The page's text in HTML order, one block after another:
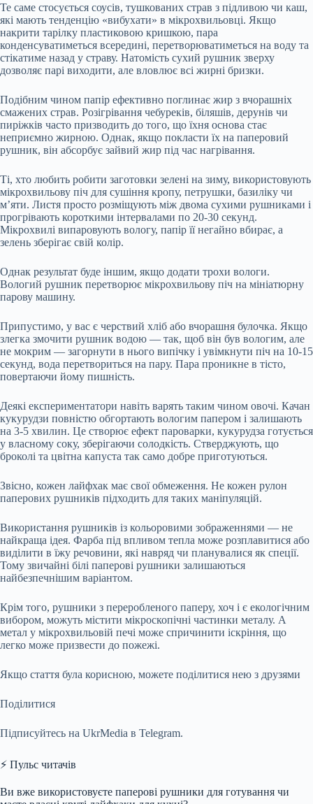
Те саме стосується соусів, тушкованих страв з підливою чи каш,
які мають тенденцію «вибухати» в мікрохвильовці. Якщо
накрити тарілку пластиковою кришкою, пара
конденсуватиметься всередині, перетворюватиметься на воду та
стікатиме назад у страву. Натомість сухий рушник зверху
дозволяє парі виходити, але вловлює всі жирні бризки.
Подібним чином папір ефективно поглинає жир з вчорашніх
смажених страв. Розігрівання чебуреків, біляшів, дерунів чи
пиріжків часто призводить до того, що їхня основа стає
неприємно жирною. Однак, якщо покласти їх на паперовий
рушник, він абсорбує зайвий жир під час нагрівання.
Ті, хто любить робити заготовки зелені на зиму, використовують
мікрохвильову піч для сушіння кропу, петрушки, базиліку чи
м’яти. Листя просто розміщують між двома сухими рушниками і
прогрівають короткими інтервалами по 20-30 секунд.
Мікрохвилі випаровують вологу, папір її негайно вбирає, а
зелень зберігає свій колір.
Однак результат буде іншим, якщо додати трохи вологи.
Вологий рушник перетворює мікрохвильову піч на мініатюрну
парову машину.
Припустимо, у вас є черствий хліб або вчорашня булочка. Якщо
злегка змочити рушник водою — так, щоб він був вологим, але
не мокрим — загорнути в нього випічку і увімкнути піч на 10-15
секунд, вода перетвориться на пару. Пара проникне в тісто,
повертаючи йому пишність.
Деякі експериментатори навіть варять таким чином овочі. Качан
кукурудзи повністю обгортають вологим папером і залишають
на 3-5 хвилин. Це створює ефект пароварки, кукурудза готується
у власному соку, зберігаючи солодкість. Стверджують, що
броколі та цвітна капуста так само добре приготуються.
Звісно, кожен лайфхак має свої обмеження. Не кожен рулон
паперових рушників підходить для таких маніпуляцій.
Використання рушників із кольоровими зображеннями — не
найкраща ідея. Фарба під впливом тепла може розплавитися або
виділити в їжу речовини, які навряд чи планувалися як спеції.
Тому звичайні білі паперові рушники залишаються
найбезпечнішим варіантом.
Крім того, рушники з переробленого паперу, хоч і є екологічним
вибором, можуть містити мікроскопічні частинки металу. А
метал у мікрохвильовій печі може спричинити іскріння, що
легко може призвести до пожежі.
Якщо стаття була корисною, можете поділитися нею з друзями
Поділитися
Підписуйтесь на UkrMedia в Telegram.
⚡ Пульс читачів
Ви вже використовуєте паперові рушники для готування чи